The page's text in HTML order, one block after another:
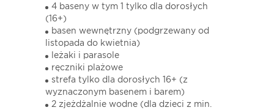
4 baseny w tym 1 tylko dla dorosłych
(16+)
basen wewnętrzny (podgrzewany od
listopada do kwietnia)
leżaki i parasole
ręczniki plażowe
strefa tylko dla dorosłych 16+ (z
wyznaczonym basenem i barem)
2 zjeżdżalnie wodne (dla dzieci z min.